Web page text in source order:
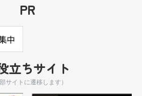
PR
立ちサイト
部サイトに遷移します）